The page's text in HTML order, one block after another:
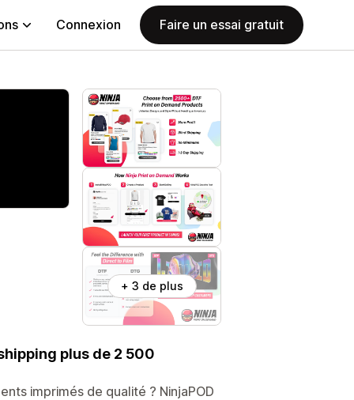
Connexion Faire un essai gratuit
+ 3 de plus
plus de 2 500
imprimés de qualité ? NinjaPOD